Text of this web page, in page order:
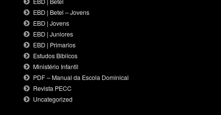
EBD | Betel – Jovens
EBD | Jovens
EBD | Juniores
EBD | Primarios
Estudos Biblícos
Ministério Infantil
PDF – Manual da Escola Dominical
Revista PECC
Uncategorized